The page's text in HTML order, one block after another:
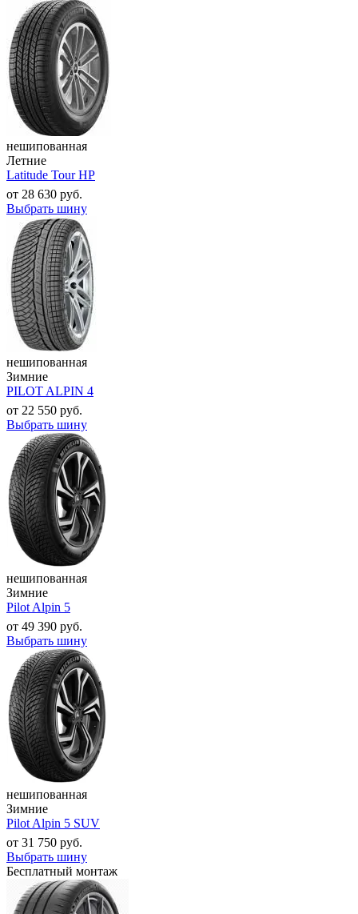
нешипованная
Летние
Latitude Tour HP
от 28 630 руб.
Выбрать шину
нешипованная
Зимние
PILOT ALPIN 4
от 22 550 руб.
Выбрать шину
нешипованная
Зимние
Pilot Alpin 5
от 49 390 руб.
Выбрать шину
нешипованная
Зимние
Pilot Alpin 5 SUV
от 31 750 руб.
Выбрать шину
Бесплатный монтаж